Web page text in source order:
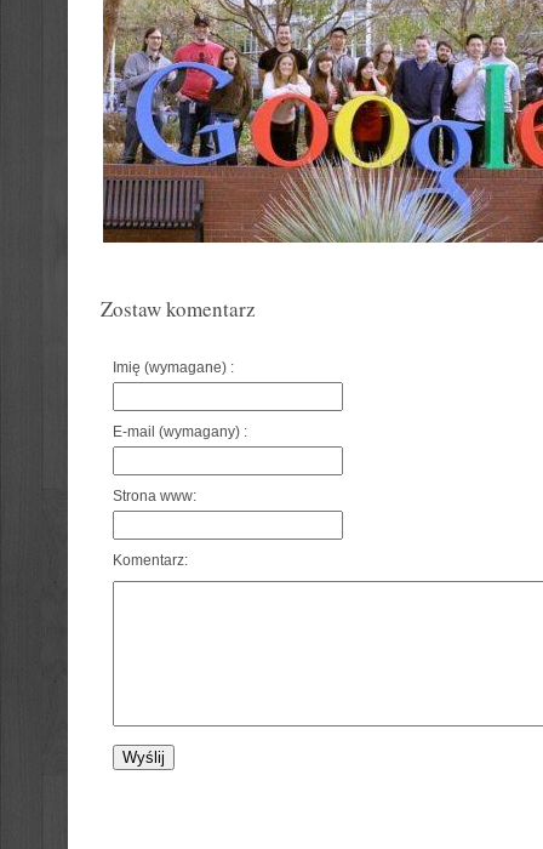
Zostaw komentarz
Imię (wymagane) :
E-mail (wymagany) :
Strona www:
Komentarz: